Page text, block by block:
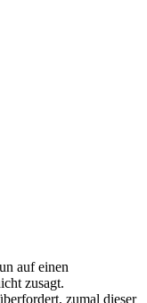
auf einen
zusagt.
zumal dieser